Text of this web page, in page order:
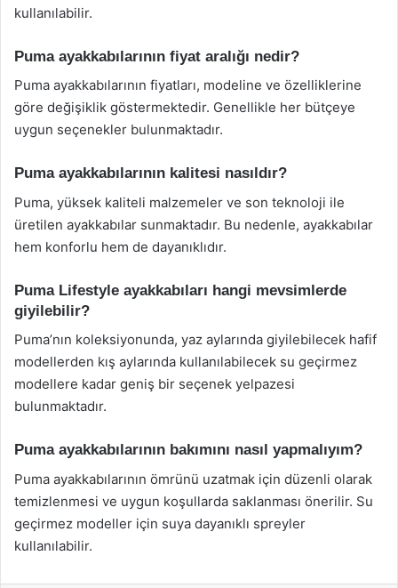
kullanılabilir.
Puma ayakkabılarının fiyat aralığı nedir?
Puma ayakkabılarının fiyatları, modeline ve özelliklerine
göre değişiklik göstermektedir. Genellikle her bütçeye
uygun seçenekler bulunmaktadır.
Puma ayakkabılarının kalitesi nasıldır?
Puma, yüksek kaliteli malzemeler ve son teknoloji ile
üretilen ayakkabılar sunmaktadır. Bu nedenle, ayakkabılar
hem konforlu hem de dayanıklıdır.
Puma Lifestyle ayakkabıları hangi mevsimlerde
giyilebilir?
Puma’nın koleksiyonunda, yaz aylarında giyilebilecek hafif
modellerden kış aylarında kullanılabilecek su geçirmez
modellere kadar geniş bir seçenek yelpazesi
bulunmaktadır.
Puma ayakkabılarının bakımını nasıl yapmalıyım?
Puma ayakkabılarının ömrünü uzatmak için düzenli olarak
temizlenmesi ve uygun koşullarda saklanması önerilir. Su
geçirmez modeller için suya dayanıklı spreyler
kullanılabilir.